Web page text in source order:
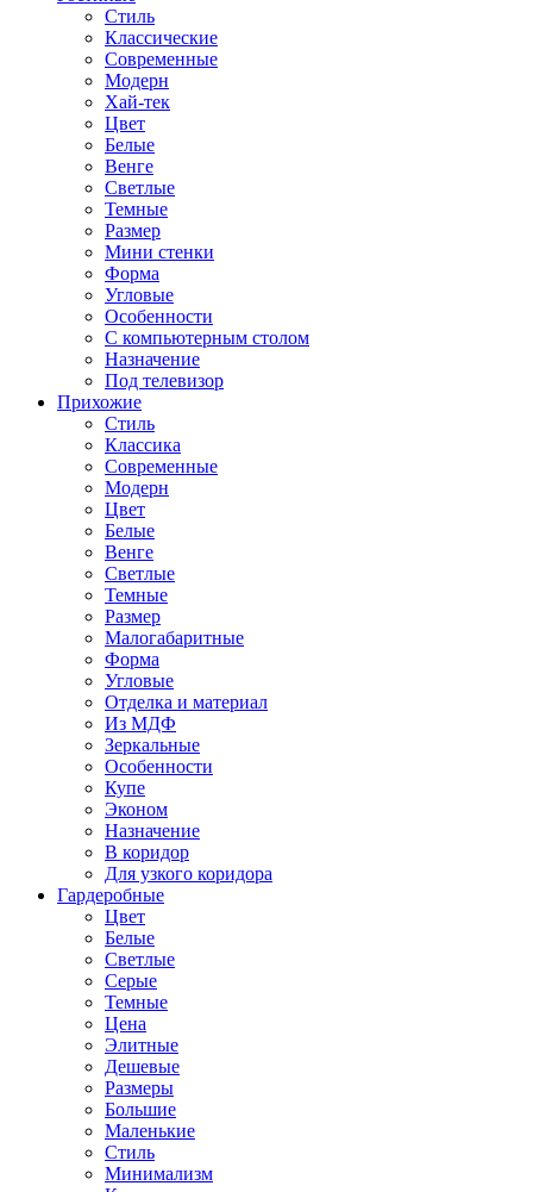
Стиль
Классические
Современные
Модерн
Хай-тек
Цвет
Белые
Венге
Светлые
Темные
Размер
Мини стенки
Форма
Угловые
Особенности
С компьютерным столом
Назначение
Под телевизор
Прихожие
Стиль
Классика
Современные
Модерн
Цвет
Белые
Венге
Светлые
Темные
Размер
Малогабаритные
Форма
Угловые
Отделка и материал
Из МДФ
Зеркальные
Особенности
Купе
Эконом
Назначение
В коридор
Для узкого коридора
Гардеробные
Цвет
Белые
Светлые
Серые
Темные
Цена
Элитные
Дешевые
Размеры
Большие
Маленькие
Стиль
Минимализм